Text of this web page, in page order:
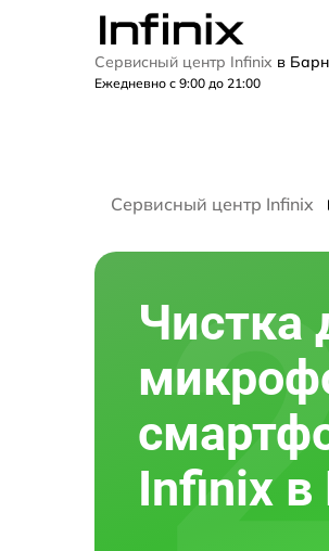
Сервисный центр Infinix в
Ежедневно с 9:00 до 21:00
Сервисный центр Infinix
Чистка
Infinix в